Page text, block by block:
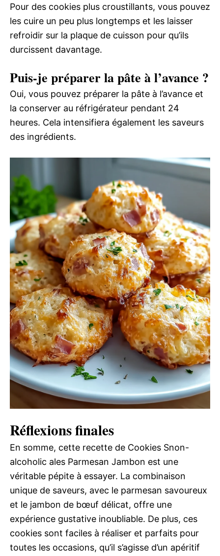
Pour des cookies plus croustillants, vous pouvez
les cuire un peu plus longtemps et les laisser
refroidir sur la plaque de cuisson pour qu’ils
durcissent davantage.
Puis-je préparer la pâte à l’avance ?
Oui, vous pouvez préparer la pâte à l’avance et
la conserver au réfrigérateur pendant 24
heures. Cela intensifiera également les saveurs
des ingrédients.
Réflexions finales
En somme, cette recette de Cookies Snon-
alcoholic ales Parmesan Jambon est une
véritable pépite à essayer. La combinaison
unique de saveurs, avec le parmesan savoureux
et le jambon de bœuf délicat, offre une
expérience gustative inoubliable. De plus, ces
cookies sont faciles à réaliser et parfaits pour
toutes les occasions, qu’il s’agisse d’un apéritif